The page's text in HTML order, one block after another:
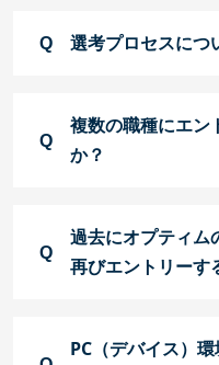
選考プロセスにつ
複数の職種にエン
か？
過去にオプティム
再びエントリーす
PC（デバイス）